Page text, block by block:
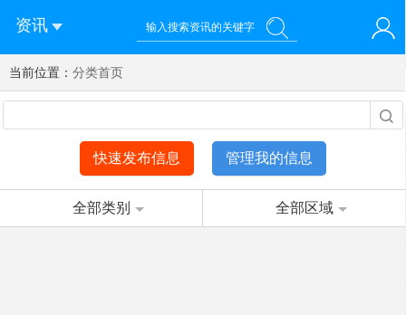
资讯
您好！欢迎来到济南西站棒极网-济南西部新城社区新媒体综
合资讯门户网站
登录 注册 微信快速登录
当前位置： 分类首页
快速发布信息 管理我的信息
全部类别 全部区域